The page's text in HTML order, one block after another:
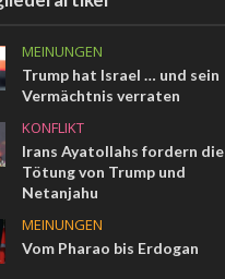
MEINUNGEN
Trump hat Israel … und sein
Vermächtnis verraten
KONFLIKT
Irans Ayatollahs fordern die
Tötung von Trump und
Netanjahu
MEINUNGEN
Vom Pharao bis Erdogan